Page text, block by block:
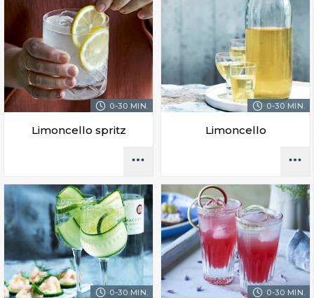
0-30 MIN.
Limoncello spritz
0-30 MIN.
Limoncello
0-30 MIN. 0-30 MIN.